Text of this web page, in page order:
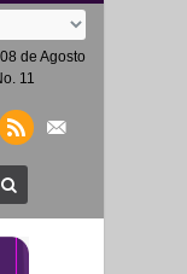
de Agosto
11